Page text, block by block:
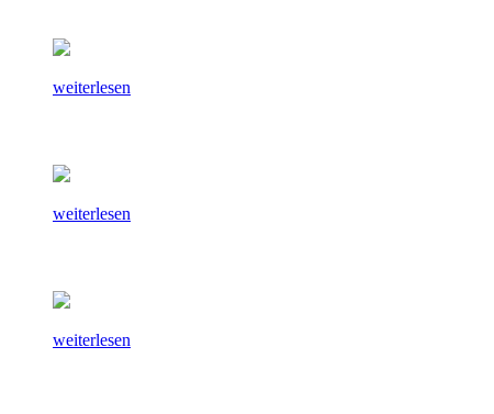
weiterlesen
weiterlesen
weiterlesen